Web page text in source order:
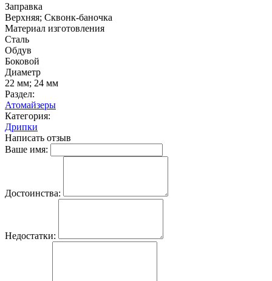
Заправка
Верхняя; Сквонк-баночка
Материал изготовления
Сталь
Обдув
Боковой
Диаметр
22 мм; 24 мм
Раздел:
Атомайзеры
Категория:
Дрипки
Написать отзыв
Ваше имя:
Достоинства:
Недостатки: